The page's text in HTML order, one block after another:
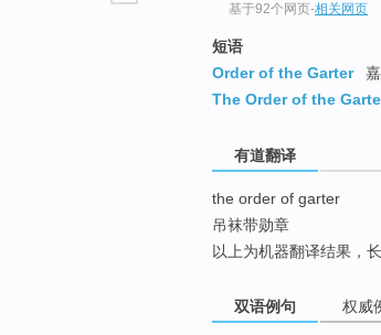
基于92个网页-相关网页
短语
Order of the Garter
The Order of the
有道翻译
the order of garter
吊袜带勋章
以上为机器翻译结果，
双语例句 权威